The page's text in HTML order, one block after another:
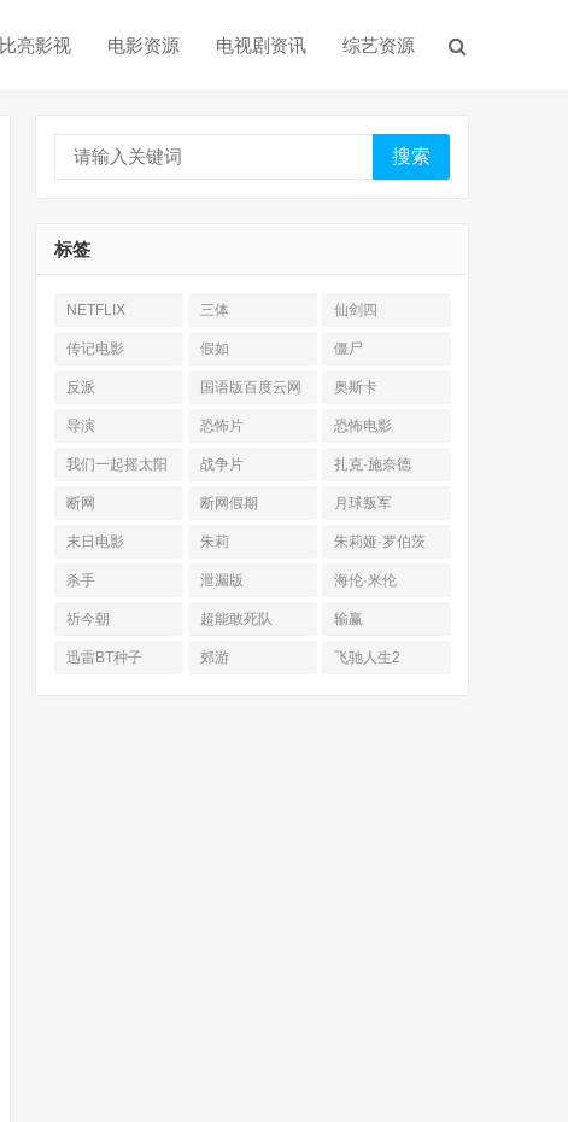
比亮影视 电影资源 电视剧资讯 综艺资源
搜索
标签
NETFLIX 三体 仙剑四
传记电影 假如 僵尸
反派
国语版百度云网
盘
奥斯卡
导演 恐怖片 恐怖电影
我们一起摇太阳 战争片 扎克·施奈德
断网 断网假期 月球叛军
末日电影 朱莉 朱莉娅·罗伯茨
杀手 泄漏版 海伦·米伦
祈今朝 超能敢死队 输赢
迅雷BT种子 郊游 飞驰人生2